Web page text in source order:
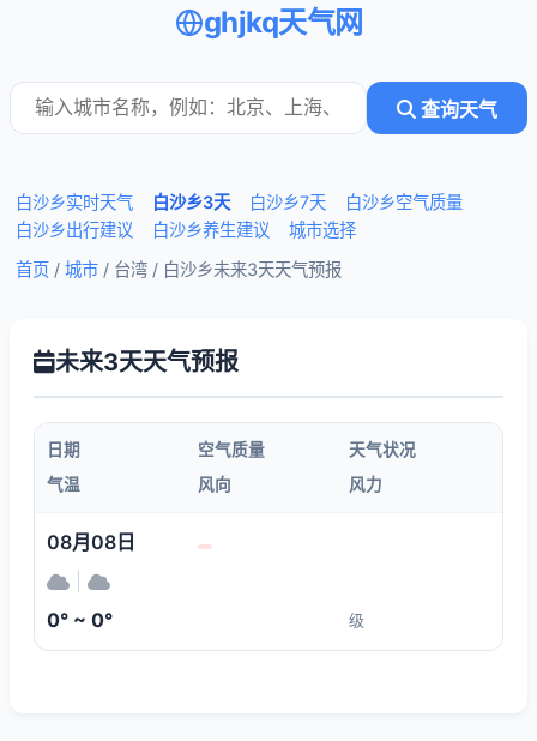
ghjkq天气网
查询天气
白沙乡实时天气 白沙乡3天 白沙乡7天
白沙乡空气质量
白沙乡出行建议
白沙乡养生建议
城市选择
首页 / 城市 / 台湾 / 白沙乡未来3天天气预报
未来3天天气预报
日期 空气质量
天气状况
气温
风向 风力
08月08日
0° ~ 0° 级